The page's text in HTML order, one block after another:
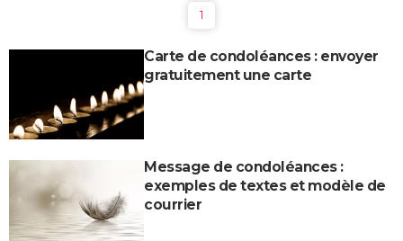
1
Carte de condoléances : envoyer
gratuitement une carte
Message de condoléances :
exemples de textes et modèle de
courrier